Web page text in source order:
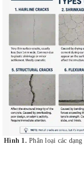
Hình 1. Phân loại các